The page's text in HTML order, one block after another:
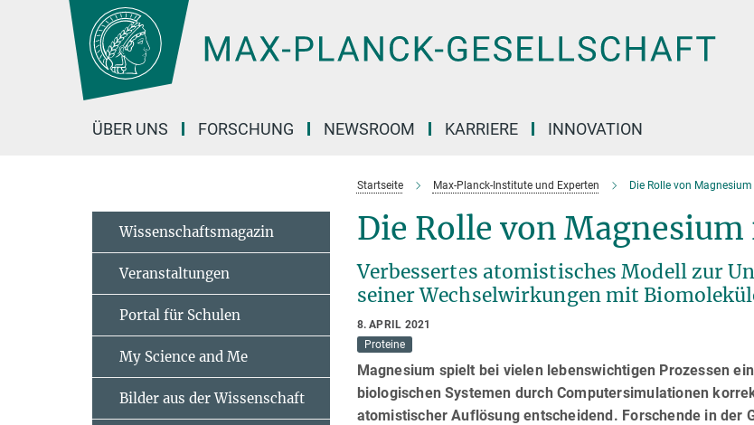
Hauptinhalt
ÜBER UNS FORSCHUNG NEWSROOM KARRIERE INNOVATION
Startseite Max-Planck-Institute und Experten Die Rolle von
Die Rolle von
Verbessertes atomistisches Modell zur
seiner Wechselwirkungen mit
8. APRIL 2021
Proteine
Magnesium spielt bei vielen lebenswichtigen Prozessen
biologischen Systemen durch Computersimulationen
atomistischer Auflösung entscheidend. Forschende in der
Wissenschaftsmagazin
Veranstaltungen
Portal für Schulen
My Science and Me
Bilder aus der Wissenschaft